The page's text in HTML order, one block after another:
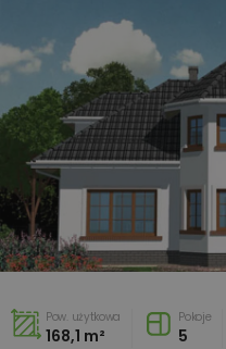
Pow. użytkowa
168,1 m²
Pokoje
5